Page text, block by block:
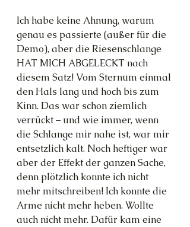
Ich habe keine Ahnung, warum
genau es passierte (außer für die
Demo), aber die Riesenschlange
HAT MICH ABGELECKT nach
diesem Satz! Vom Sternum einmal
den Hals lang und hoch bis zum
Kinn. Das war schon ziemlich
verrückt – und wie immer, wenn
die Schlange mir nahe ist, war mir
entsetzlich kalt. Noch heftiger war
aber der Effekt der ganzen Sache,
denn plötzlich konnte ich nicht
mehr mitschreiben! Ich konnte die
Arme nicht mehr heben. Wollte
auch nicht mehr. Dafür kam eine